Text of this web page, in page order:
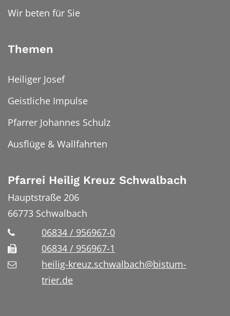
Wir beten für Sie
Themen
Heiliger Josef
Geistliche Impulse
Pfarrer Johannes Schulz
Ausflüge & Wallfahrten
Pfarrei Heilig Kreuz Schwalbach
Hauptstraße 206
66773 Schwalbach
06834 / 956967-0
06834 / 956967-1
heilig-kreuz.schwalbach@bistum-
trier.de